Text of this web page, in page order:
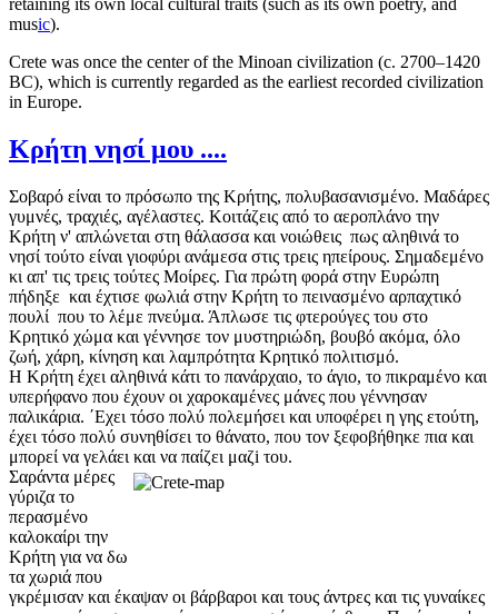
music).
Crete was once the center of the Minoan civilization (c. 2700–1420
BC), which is currently regarded as the earliest recorded civilization
in Europe.
Κρήτη νησί μου ....
Σοβαρό είναι το πρόσωπο της Κρήτης, πολυβασανισμένο. Μαδάρες
γυμνές, τραχιές, αγέλαστες. Κοιτάζεις από το αεροπλάνο την
Κρήτη ν' απλώνεται στη θάλασσα και νοιώθεις πως αληθινά το
νησί τούτο είναι γιοφύρι ανάμεσα στις τρεις ηπείρους. Σημαδεμένο
κι απ' τις τρεις τούτες Μοίρες. Για πρώτη φορά στην Ευρώπη
πήδηξε και έχτισε φωλιά στην Κρήτη το πεινασμένο αρπαχτικό
πουλί που το λέμε πνεύμα. Άπλωσε τις φτερούγες του στο
Κρητικό χώμα και γέννησε τον μυστηριώδη, βουβό ακόμα, όλο
ζωή, χάρη, κίνηση και λαμπρότητα Κρητικό πολιτισμό.
Η Κρήτη έχει αληθινά κάτι το πανάρχαιο, το άγιο, το πικραμένο και
υπερήφανο που έχουν οι χαροκαμένες μάνες που γέννησαν
παλικάρια. ΄Εχει τόσο πολύ πολεμήσει και υποφέρει η γης ετούτη,
έχει τόσο πολύ συνηθίσει το θάνατο, που τον ξεφοβήθηκε πια και
μπορεί να γελάει και να παίζει μαζi του.
Σαράντα μέρες
γύριζα το
περασμένο
καλοκαίρι την
Κρήτη για να δω
τα χωριά που
γκρέμισαν και έκαψαν οι βάρβαροι και τους άντρες και τις γυναίκες